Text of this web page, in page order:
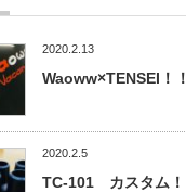
2020.2.13
Waoww×TENSEI！！
2020.2.5
TC-101 カスタム！